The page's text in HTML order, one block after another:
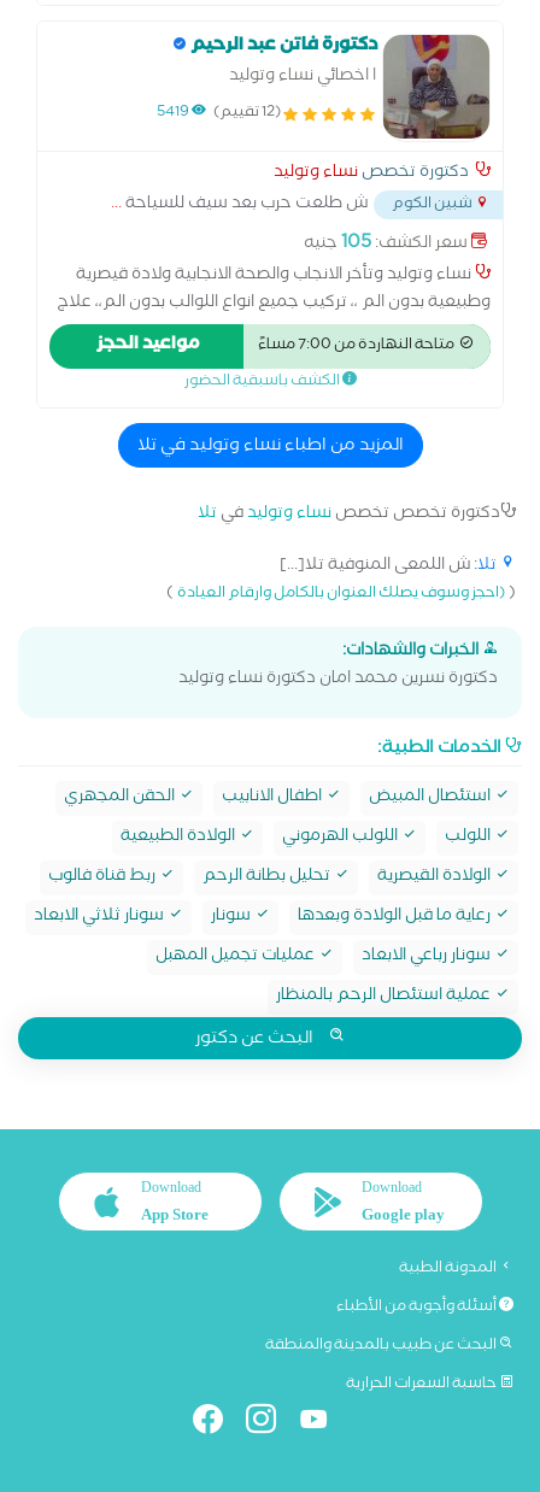
دكتورة فاتن عبد الرحيم
ا اخصائي نساء وتوليد
(12 تقييم) 5419
دكتورة تخصصنساء وتوليد
شبين الكوم ش طلعت حرب بعد سيف للسياحة...
سعر الكشف:105جنيه
نساء وتوليد وتأخر الانجاب والصحة الانجابية ولادة قيصرية
وطبيعية بدون الم ،، تركيب جميع انواع اللوالب بدون الم،، علاج
تاخر الحمل وتميسات المبيض متابعة الحمل بالسونار ،، معرفة
نوع الجنين من نهاية الشهر التالت
متاحة النهاردة من 7:00 مساءً مواعيد الحجز
الكشف باسبقية الحضور
المزيد من اطباء نساء وتوليد في تلا
دكتورة تخصص تخصصنساء وتوليدفي تلا
تلا: ش اللمعى المنوفية تلا[...]
((احجز وسوف يصلك العنوان بالكامل وارقام العيادة)
الخبرات والشهادات:
دكتورة نسرين محمد امان دكتورة نساء وتوليد
الخدمات الطبية:
استئصال المبيض اطفال الانابيب
الحقن المجهري
اللولب
اللولب الهرموني
الولادة الطبيعية
الولادة القيصرية
تحليل بطانة الرحم
ربط قناة فالوب
رعاية ما قبل الولادة وبعدها
سونار
سونار ثلاثي الابعاد
سونار رباعي الابعاد
عمليات تجميل المهبل
عملية استئصال الرحم بالمنظار
البحث عن دكتور
Download
Google play
Download
App Store
المدونة الطبية
أسئلة وأجوبة من الأطباء
البحث عن طبيب بالمدينة والمنطقة
حاسبة السعرات الحرارية